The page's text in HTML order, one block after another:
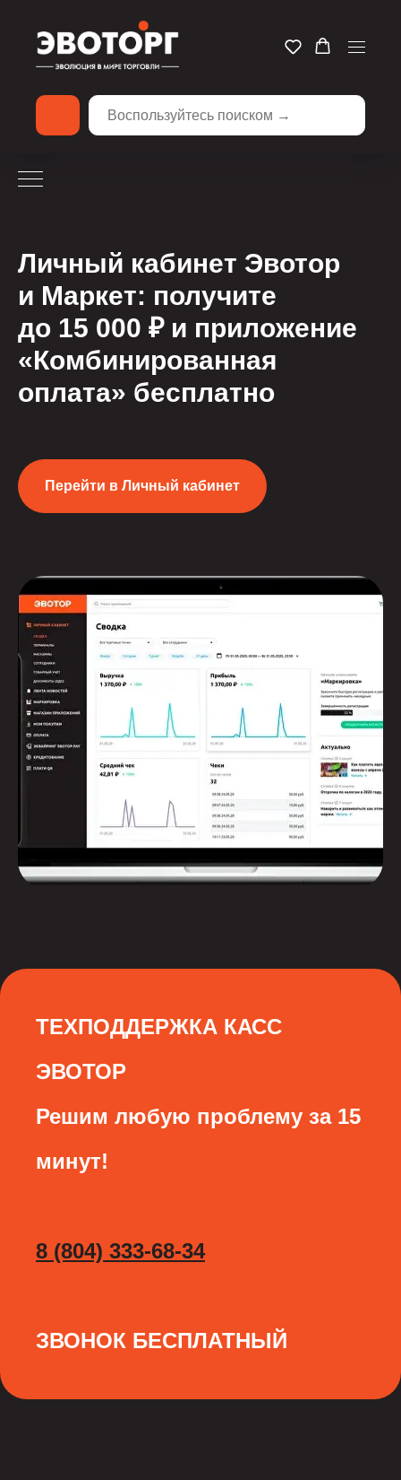
Личный кабинет Эвотор
и Маркет: получите
до 15 000 ₽ и приложение
«Комбинированная
оплата» бесплатно
Перейти в Личный кабинет
ТЕХПОДДЕРЖКА КАСС
ЭВОТОР
Решим любую проблему за 15
минут!
8 (804) 333-68-34
ЗВОНОК БЕСПЛАТНЫЙ